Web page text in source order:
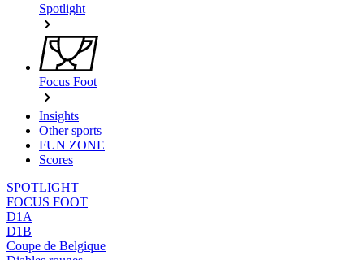
Spotlight
Focus Foot
Insights
Other sports
FUN ZONE
Scores
SPOTLIGHT
FOCUS FOOT
D1A
D1B
Coupe de Belgique